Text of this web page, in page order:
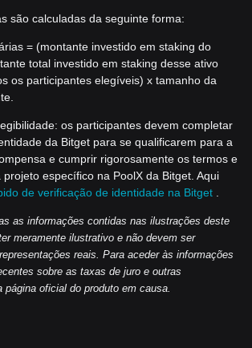
são calculadas da seguinte forma:
= (montante investido em staking do
total investido em staking desse ativo
os participantes elegíveis) x tamanho da
os participantes devem completar
da Bitget para se qualificarem para a
e cumprir rigorosamente os termos e
específico na PoolX da Bitget. Aqui
de verificação de identidade na Bitget
as informações contidas nas ilustrações deste
meramente ilustrativo e não devem ser
reais. Para aceder às informações
sobre as taxas de juro e outras
oficial do produto em causa.